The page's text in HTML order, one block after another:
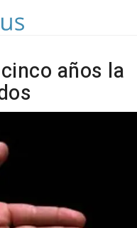
años la